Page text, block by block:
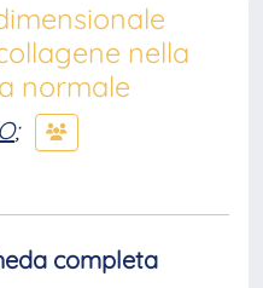
nella
normale
;
completa